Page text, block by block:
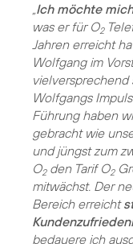
„Ich möchte
was er für O2
Jahren erreicht
Wolfgang im
vielversprechend
Wolfgangs
Führung haben
gebracht wie
und jüngst zum
O2den Tarif O2
mitwächst. Der
Bereich erreicht
bedauere ich